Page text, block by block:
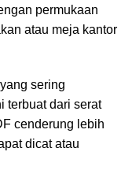
permukaan
atau meja kantor
sering
terbuat dari serat
cenderung lebih
dicat atau